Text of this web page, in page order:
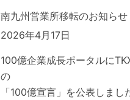
南九州営業所移転のお知らせ
2026年4月17日
100億企業成長ポータルに
「100億宣言」を公表しま